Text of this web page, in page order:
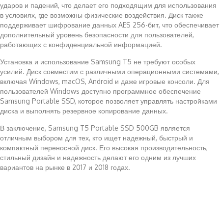
ударов и падений, что делает его подходящим для использования
в условиях, где возможны физические воздействия. Диск также
поддерживает шифрование данных AES 256-бит, что обеспечивает
дополнительный уровень безопасности для пользователей,
работающих с конфиденциальной информацией.
Установка и использование Samsung T5 не требуют особых
усилий. Диск совместим с различными операционными системами,
включая Windows, macOS, Android и даже игровые консоли. Для
пользователей Windows доступно программное обеспечение
Samsung Portable SSD, которое позволяет управлять настройками
диска и выполнять резервное копирование данных.
В заключение, Samsung T5 Portable SSD 500GB является
отличным выбором для тех, кто ищет надежный, быстрый и
компактный переносной диск. Его высокая производительность,
стильный дизайн и надежность делают его одним из лучших
вариантов на рынке в 2017 и 2018 годах.